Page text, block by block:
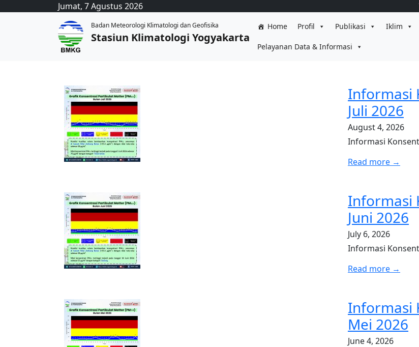
Jumat, 7 Agustus 2026
Badan Meteorologi Klimatologi dan Geofisika
Stasiun Klimatologi Yogyakarta
Home Profil Publikasi Iklim
Pelayanan Data & Informasi
Informasi
Juli 2026
August 4, 2026
Informasi
Read more →
Informasi
Juni 2026
July 6, 2026
Informasi
Read more →
Informasi
Mei 2026
June 4, 2026